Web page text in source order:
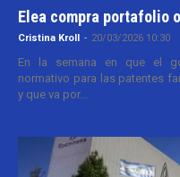
Elea compra portafolio
Cristina Kroll - 20/03/2026 10:30
En la semana en que el
normativo para las patentes
y que va por...